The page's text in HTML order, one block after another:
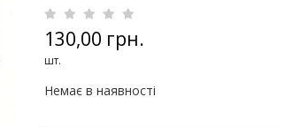
130,00 грн.
шт.
Немає в наявності